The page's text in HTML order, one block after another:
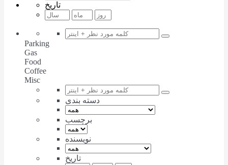
تاریخ
Parking
Gas
Food
Coffee
Misc
دسته بندی
برچسب
نویسنده
تاریخ